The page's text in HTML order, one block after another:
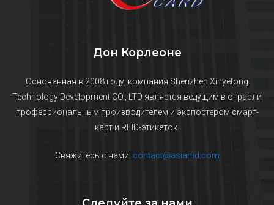
Дон Корлеоне
Основанная в 2008 году, компания Shenzhen Xinyetong
Technology Development CO., LTD является ведущим в отрасли
профессиональным производителем и экспортером смарт-
карт и RFID-этикеток.
Свяжитесь с нами: contact@asiarfid.com